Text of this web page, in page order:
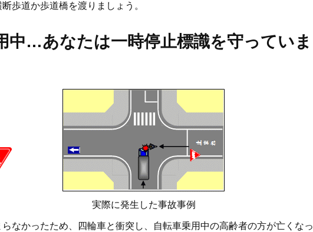
歩道か歩道橋を渡りましょう。
中…あなたは一時停止標識を守っていま
実際に発生した事故事例
なかったため、四輪車と衝突し、自転車乗用中の高齢者の方が亡くなっ